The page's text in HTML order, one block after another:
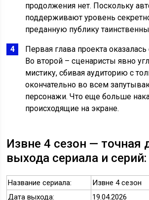
продолжения нет. Поскольку
поддерживают уровень
преданную публику
Первая глава проекта
Во второй – сценаристы явно
мистику, сбивая аудиторию с
окончательно во всем
персонажи. Что еще больше
происходящие на экране.
Извне 4 сезон — точная
выхода сериала и серий:
Название сериала:
Извне 4 сезон
Дата выхода:
19.04.2026